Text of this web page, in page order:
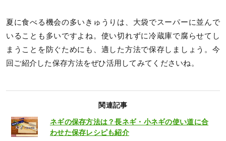
夏に食べる機会の多いきゅうりは、大袋でスーパーに並んで
いることも多いですよね。使い切れずに冷蔵庫で腐らせてし
まうことを防ぐためにも、適した方法で保存しましょう。今
回ご紹介した保存方法をぜひ活用してみてくださいね。
関連記事
ネギの保存方法は？長ネギ・小ネギの使い道に合
わせた保存レシピも紹介